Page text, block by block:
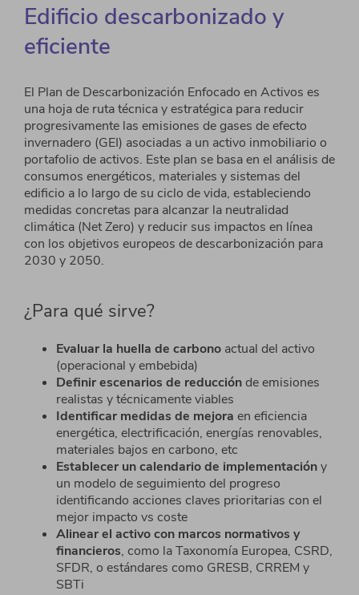
Edificio descarbonizado y
eficiente
El Plan de Descarbonización Enfocado en Activos es
una hoja de ruta técnicay estratégica para reducir
progresivamente las emisiones de gases de efecto
invernadero (GEI) asociadas a un activo inmobiliario o
portafolio de activos. Este plan se basa en el análisis de
consumos energéticos, materiales y sistemas del
edificio a lo largo de su ciclo de vida, estableciendo
medidas concretas para alcanzar la neutralidad
climática (Net Zero) y reducir sus impactos en línea
con los objetivos europeos dedescarbonización para
2030 y 2050.
¿Para qué sirve?
Evaluar la huella de carbono actual del activo
(operacional y embebida)
Definir escenarios de reducciónde emisiones
realistas y técnicamente viables
Identificar medidas de mejora en eficiencia
energética, electrificación, energías renovables,
materiales bajos en carbono, etc
Establecer un calendario de implementacióny
un modelo de seguimiento del progreso
identificando acciones claves prioritarias con el
mejor impacto vs coste
Alinear el activo con marcos normativos y
financieros, como la Taxonomía Europea, CSRD,
SFDR, o estándares como GRESB, CRREM y
SBTi